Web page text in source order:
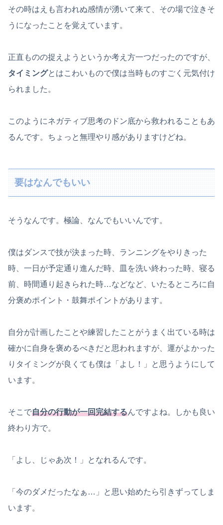
その時はえも言われぬ感情が湧いて来て、その場で泣きそ
うになったことを覚えています。
正直ものの捉えようというか考え方一つだったのですが、
タイミングとはこわいもので僕は当時ものすごく元気付け
られました。
このようにネガティブ思考のドン底から救われることもあ
るんです。ちょっと無理やり感がありますけどね。
要はなんでもいい
そうなんです。極論、なんでもいいんです。
僕はダンスで技が決まった時、ランニングをやりきった
時、一日が予定通り進んだ時、皿を洗い終わった時、寝る
前、時間通り起きられた時…などなど、いたるところに自
分褒めポイント・鼓舞ポイントがあります。
自分が計画したことや練習したことがうまく出ている時は
確かに自身を褒めるべきだと思われますが、運がよかった
りタイミングが良くても僕は「よし！」と思うようにして
います。
そこで自分の行動が一回完結するんですよね。しかも良い
終わり方で。
「よし、じゃあ次！」となれるんです。
「今のダメだったなぁ…」と思い始めたら引きずってしま
います。